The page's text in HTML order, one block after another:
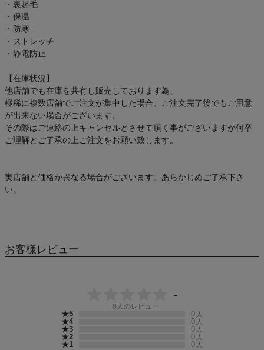
・裏起毛
・保温
・防寒
・ストレッチ
・静電防止
【在庫状況】
他店舗でも在庫を共有し販売しております為、
極稀に複数店舗でご注文が集中した場合、ご注文完了後でもご用意
が出来ない場合がございます。
その際はご連絡の上キャンセルとさせて頂く事がございますが何卒
ご理解とご了承の上ご注文をお願い致します。
実店舗と価格が異なる場合がございます。あらかじめご了承下さ
い。
お客様レビュー
-
0 人のレビュー
★5 0 人
★4 0 人
★3 0 人
★2 0 人
★1 0 人